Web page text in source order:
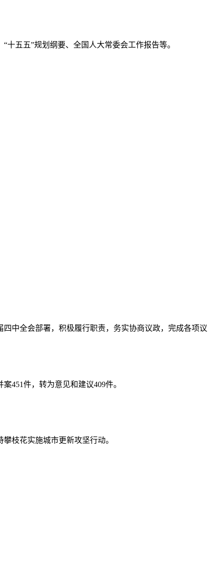
五五”规划纲要、全国人大常委会工作报告等。
中全会部署，积极履行职责，务实协商议政，完成各项议
451件，转为意见和建议409件。
枝花实施城市更新攻坚行动。